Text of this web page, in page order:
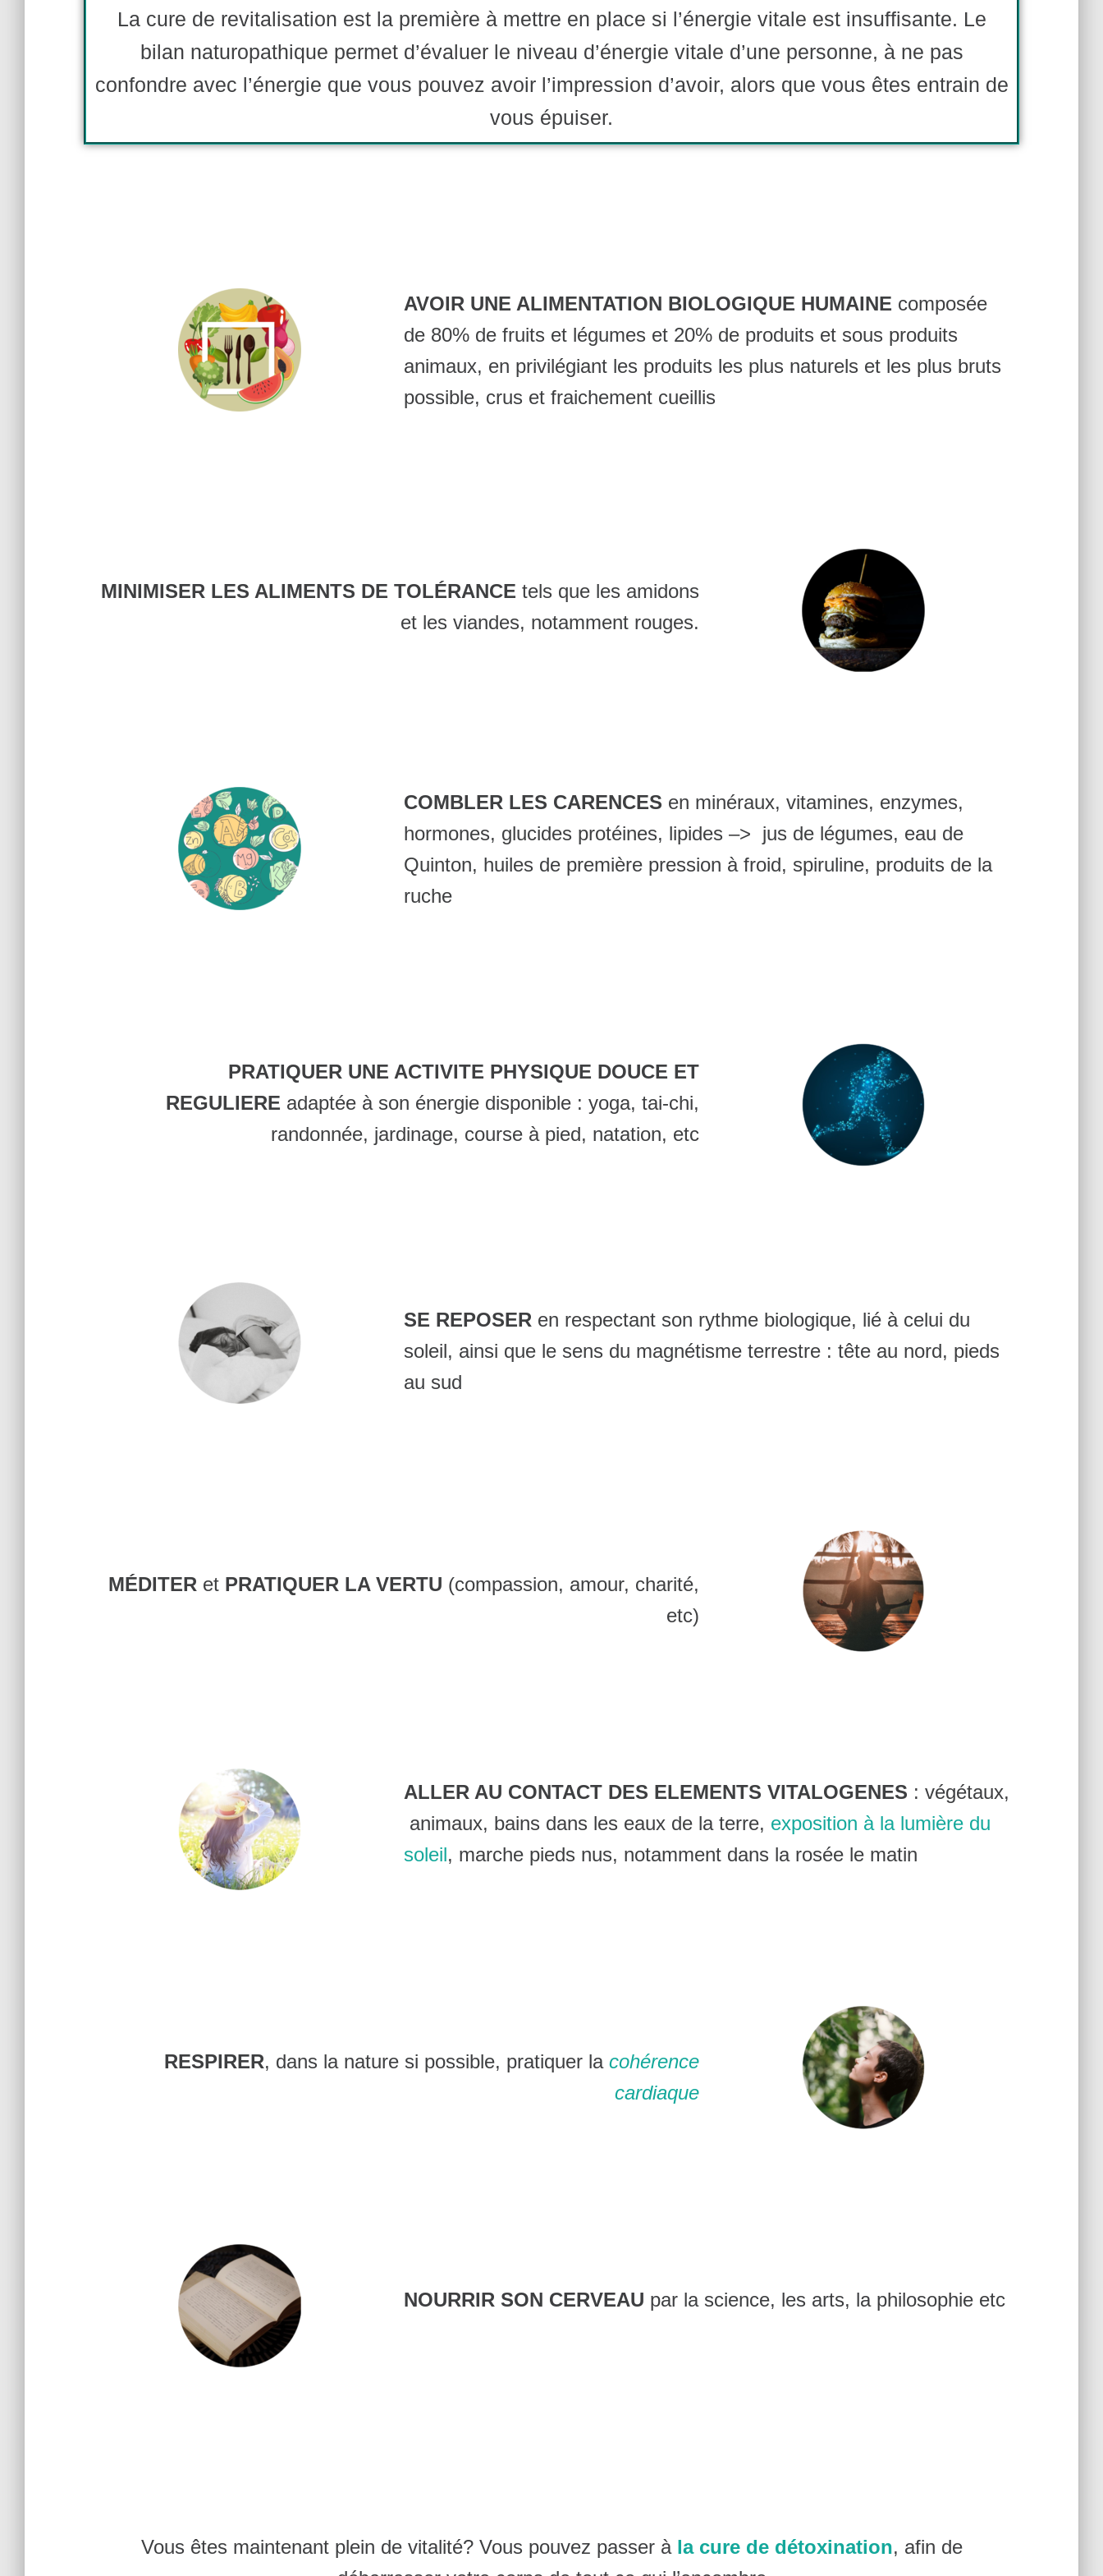
La cure de revitalisation est la première à mettre en place si l’énergie vitale est insuffisante. Le
bilan naturopathique permet d’évaluer le niveau d’énergie vitale d’une personne, à ne pas
confondre avec l’énergie que vous pouvez avoir l’impression d’avoir, alors que vous êtes entrain de
vous épuiser.
AVOIR UNE ALIMENTATION BIOLOGIQUE HUMAINE composée
de 80% de fruits et légumes et 20% de produits et sous produits
animaux, en privilégiant les produits les plus naturels et les plus bruts
possible, crus et fraichement cueillis
MINIMISER LES ALIMENTS DE TOLÉRANCE tels que les amidons
et les viandes, notamment rouges.
COMBLER LES CARENCES en minéraux, vitamines, enzymes,
hormones, glucides protéines, lipides –> jus de légumes, eau de
Quinton, huiles de première pression à froid, spiruline, produits de la
ruche
PRATIQUER UNE ACTIVITE PHYSIQUE DOUCE ET
REGULIERE adaptée à son énergie disponible : yoga, tai-chi,
randonnée, jardinage, course à pied, natation, etc
SE REPOSER en respectant son rythme biologique, lié à celui du
soleil, ainsi que le sens du magnétisme terrestre : tête au nord, pieds
au sud
MÉDITER et PRATIQUER LA VERTU (compassion, amour, charité,
etc)
ALLER AU CONTACT DES ELEMENTS VITALOGENES : végétaux,
animaux, bains dans les eaux de la terre, exposition à la lumière du
soleil, marche pieds nus, notamment dans la rosée le matin
RESPIRER, dans la nature si possible, pratiquer la cohérence
cardiaque
NOURRIR SON CERVEAU par la science, les arts, la philosophie etc
Vous êtes maintenant plein de vitalité? Vous pouvez passer à la cure de détoxination, afin de